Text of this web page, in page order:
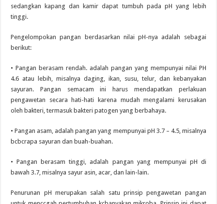
sedangkan kapang dan kamir dapat tumbuh pada pH yang lebih
tinggi.
Pengelompokan pangan berdasarkan nilai pH-nya adalah sebagai
berikut:
• Pangan berasam rendah. adalah pangan yang mempunyai nilai PH
4.6 atau lebih, misalnya daging, ikan, susu, telur, dan kebanyakan
sayuran. Pangan semacam ini harus mendapatkan perlakuan
pengawetan secara hati-hati karena mudah mengalami kerusakan
oleh bakteri, termasuk bakteri patogen yang berbahaya.
• Pangan asam, adalah pangan yang mempunyai pH 3.7 – 4.5, misalnya
bcbcrapa sayuran dan buah-buahan.
• Pangan berasam tinggi, adalah pangan yang mempunyai pH di
bawah 3.7, misalnya sayur asin, acar, dan lain-lain.
Penurunan pH merupakan salah satu prinsip pengawetan pangan